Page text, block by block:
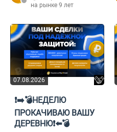
на рынке 9 лет
07.08.2026
❗️➡️💣НЕДЕЛЮ
ПРОКАЧИВАЮ ВАШУ
ДЕРЕВНЮ❗️⬅️💣